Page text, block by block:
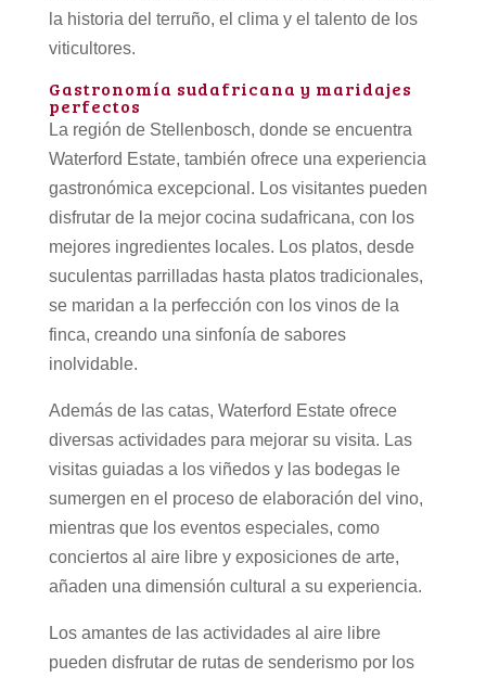
la historia del terruño, el clima y el talento de los
viticultores.
Gastronomía sudafricana y maridajes
perfectos
La región de Stellenbosch, donde se encuentra
Waterford Estate, también ofrece una experiencia
gastronómica excepcional. Los visitantes pueden
disfrutar de la mejor cocina sudafricana, con los
mejores ingredientes locales. Los platos, desde
suculentas parrilladas hasta platos tradicionales,
se maridan a la perfección con los vinos de la
finca, creando una sinfonía de sabores
inolvidable.
Además de las catas, Waterford Estate ofrece
diversas actividades para mejorar su visita. Las
visitas guiadas a los viñedos y las bodegas le
sumergen en el proceso de elaboración del vino,
mientras que los eventos especiales, como
conciertos al aire libre y exposiciones de arte,
añaden una dimensión cultural a su experiencia.
Los amantes de las actividades al aire libre
pueden disfrutar de rutas de senderismo por los